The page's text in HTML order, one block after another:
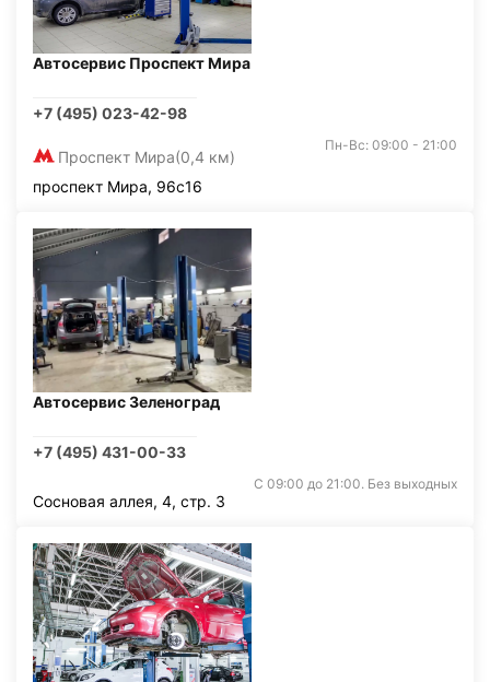
Автосервис Проспект Мира
+7 (495) 023-42-98
Проспект Мира(0,4 км)
Пн-Вс: 09:00 - 21:00
проспект Мира, 96с16
Автосервис Зеленоград
+7 (495) 431-00-33
С 09:00 до 21:00. Без выходных
Сосновая аллея, 4, стр. 3